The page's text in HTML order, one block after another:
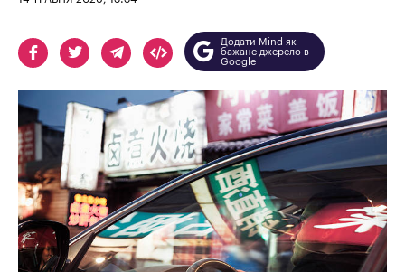
Додати Mind як
бажане джерело в
Google